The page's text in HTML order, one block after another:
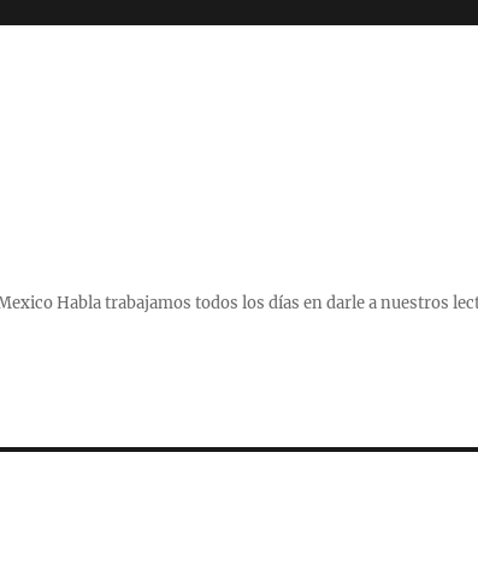
Habla trabajamos todos los días en darle a nuestros